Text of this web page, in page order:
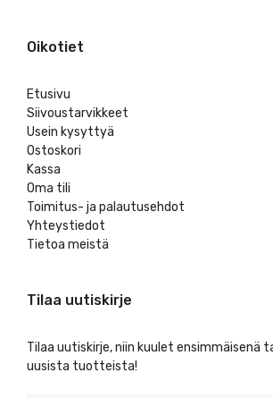
Oikotiet
Etusivu
Siivoustarvikkeet
Usein kysyttyä
Ostoskori
Kassa
Oma tili
Toimitus- ja palautusehdot
Yhteystiedot
Tietoa meistä
Tilaa uutiskirje
Tilaa uutiskirje, niin kuulet ensimmäisenä
uusista tuotteista!